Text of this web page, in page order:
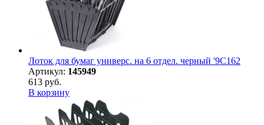
Лоток для бумаг универс. на 6 отдел. черный '9С162
Артикул: 145949
613 руб.
В корзину